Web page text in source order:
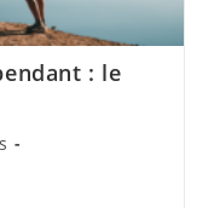
: le